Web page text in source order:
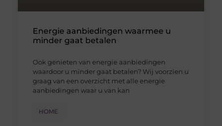
Energie aanbiedingen waarmee u
minder gaat betalen
Ook genieten van energie aanbiedingen
waardoor u minder gaat betalen? Wij voorzien u
graag van een overzicht met alle energie
aanbiedingen waar u van kan
HOME